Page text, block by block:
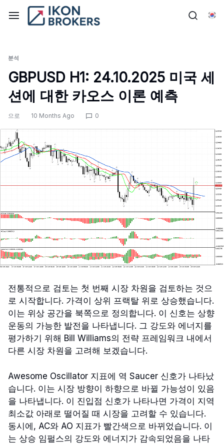
한
분석
GBPUSD H1: 24.10.2025 미국 세
션에 대한 카오스 이론 예측
으로 10 Months Ago 0
전통적으로 검토는 첫 번째 시장 차원을 검토하는 것으
로 시작합니다. 가격이 상위 프랙탈 위로 상승했습니다.
이는 위상 공간을 북쪽으로 정의합니다. 이 신호는 상향
운동의 가능한 발전을 나타냅니다. 그 강도와 에너지를
평가하기 위해 Bill Williams의 전략 프레임워크 내에서
다른 시장 차원을 고려해 보겠습니다.
Awesome Oscillator 지표에 역 Saucer 신호가 나타났
습니다. 이는 시장 방향이 하향으로 바뀔 가능성이 있음
을 나타냅니다. 이 진입점 신호가 나타나면 가격이 지역
최소값 아래로 떨어질 때 시장을 고려할 수 있습니다.
동시에, AC와 AO 지표가 빨간색으로 바뀌었습니다. 이
는 상승 임펄스의 강도와 에너지가 감속되었음을 나타